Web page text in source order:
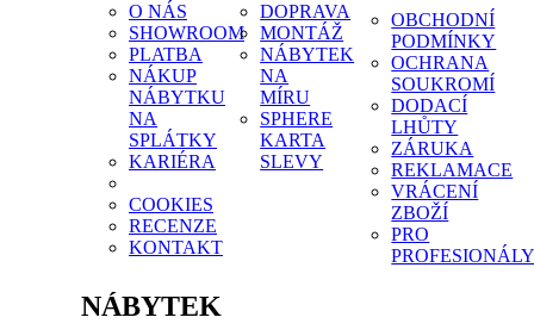
O NÁS
SHOWROOM
PLATBA
NÁKUP
NÁBYTKU
NA
SPLÁTKY
KARIÉRA
COOKIES
RECENZE
KONTAKT
DOPRAVA
MONTÁŽ
NÁBYTEK
NA
MÍRU
SPHERE
KARTA
SLEVY
OBCHODNÍ
PODMÍNKY
OCHRANA
SOUKROMÍ
DODACÍ
LHŮTY
ZÁRUKA
REKLAMACE
VRÁCENÍ
ZBOŽÍ
PRO
NÁBYTEK